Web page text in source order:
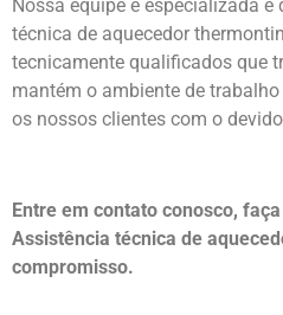
Nossa equipe é especializada
técnica de aquecedor
tecnicamente qualificados que
mantém o ambiente de
os nossos clientes com o
Entre em contato conosco,
Assistência técnica de
compromisso.